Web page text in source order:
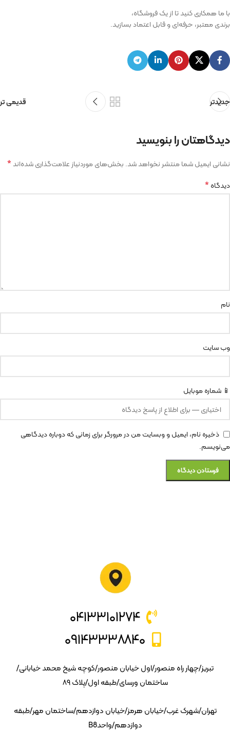
با ما همکاری کنید تا از یک فروشگاه،
برندی معتبر، حرفه‌ای و قابل اعتماد بسازید.
جدیدتر قدیمی تر
دیدگاهتان را بنویسید
نشانی ایمیل شما منتشر نخواهد شد. بخش‌های موردنیاز علامت‌گذاری شده‌اند*
دیدگاه*
نام
وب‌ سایت
📱 شماره موبایل
ذخیره نام، ایمیل و وبسایت من در مرورگر برای زمانی که دوباره دیدگاهی
می‌نویسم.
۰۴۱۳۳۱۰۱۲۷۴
۰۹۱۴۳۳۳۸۸۴۰
تبریز/چهار راه منصور/اول خیابان منصور/کوچه شیخ محمد خیابانی/
ساختمان ورسای/طبقه اول/پلاک ۸۹
تهران/شهرک غرب/خیابان هرمز/خیابان دوازدهم/ساختمان مهر/طبقه
دوازدهم/واحدB8